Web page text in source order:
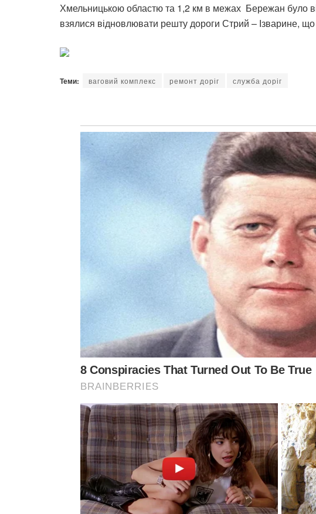
Хмельницькою областю та 1,2 км в межах Бережан було
взялися відновлювати решту дороги Стрий – Ізварине,
Теми: ваговий комплекс ремонт доріг служба доріг